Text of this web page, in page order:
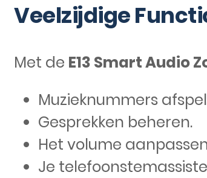
Veelzijdige
Met de E13 Smart Audio
Muzieknummers
Gesprekken beheren.
Het volume
Je